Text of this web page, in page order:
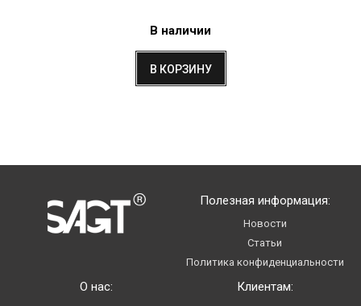
В наличии
В КОРЗИНУ
О нас: Клиентам:
Полезная информация:
Новости
Статьи
Политика конфиденциальности